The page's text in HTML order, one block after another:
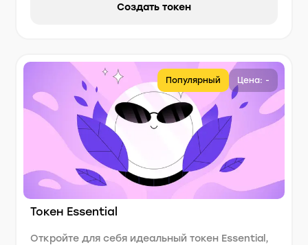
Создать токен
Популярный Цена: -
Токен Essential
Откройте для себя идеальный токен Essential,